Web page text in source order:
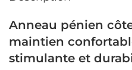
Anneau pénien
maintien
stimulante et